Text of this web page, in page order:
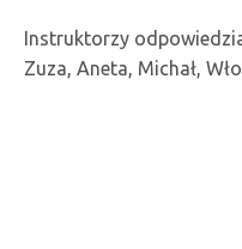
Instruktorzy
Zuza, Aneta, Michał,